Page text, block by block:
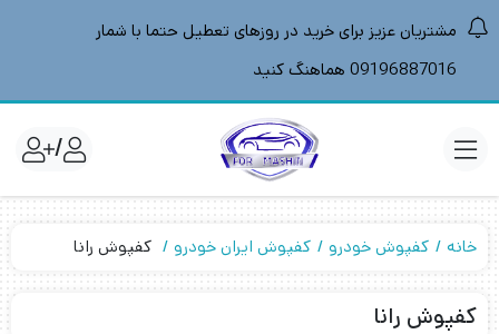
مشتریان عزیز برای خرید در روزهای تعطیل حتما با شمار
09196887016 هماهنگ کنید
/
خانه کفپوش خودرو کفپوش ایران خودرو کفپوش رانا
کفپوش رانا